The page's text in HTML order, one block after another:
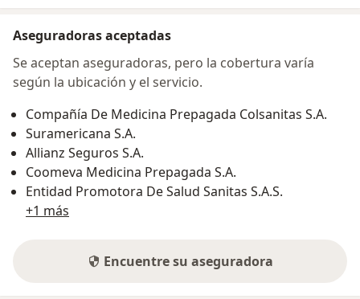
Aseguradoras aceptadas
Se aceptan aseguradoras, pero la cobertura varía
según la ubicación y el servicio.
Compañía De Medicina Prepagada Colsanitas S.A.
Suramericana S.A.
Allianz Seguros S.A.
Coomeva Medicina Prepagada S.A.
Entidad Promotora De Salud Sanitas S.A.S.
+1 más
Encuentre su aseguradora